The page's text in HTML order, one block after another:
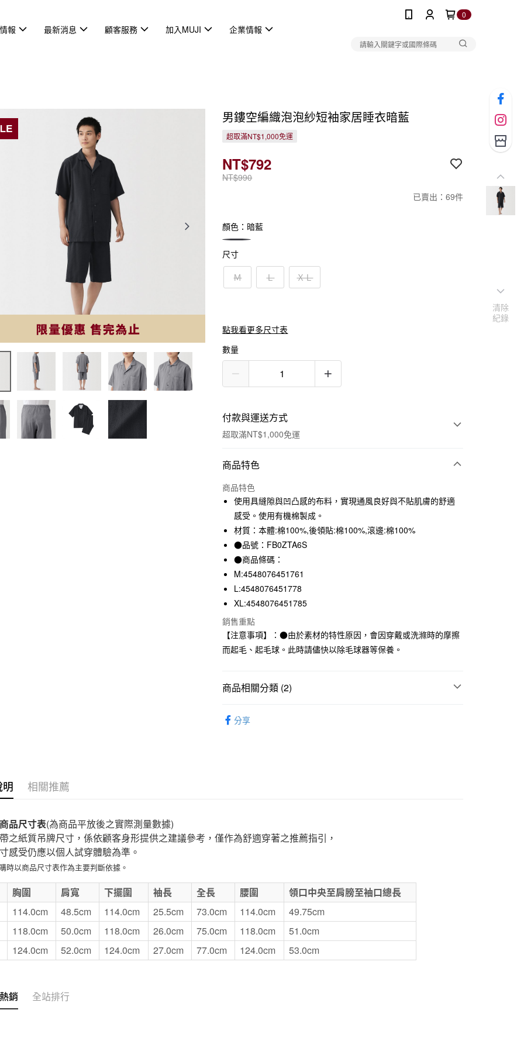
0
報 最新消息 顧客服務 加入MUJI 企業情報
男鏤空編織泡泡紗短袖家居睡衣暗藍
超取滿NT$1,000免運
NT$990
NT$792
已賣出：69件
顏色：暗藍
尺寸
Ｍ
Ｌ ＸＬ
點我看更多尺寸表
數量
付款與運送方式
超取滿NT$1,000免運
付款方式
信用卡一次付款
信用卡分期付款
3 期 0 利率 每期NT$264
合作金庫商業銀行
華南商業銀行
上海商業儲蓄銀行
臺灣中小企業銀行
匯豐（台灣）商業銀行
聯邦商業銀行
元大商業銀行
永豐商業銀行
台新國際商業銀行
中國信託商業銀行
超商取貨付款
LINE Pay
Apple Pay
悠遊付
全家取貨付款
宅配
無印良品門市自取
免運費
商品特色
商品特色
使用具縫隙與凹凸感的布料，實現通風良好與不貼肌膚的舒適
感受。使用有機棉製成。
材質：本體:棉100%,後領貼:棉100%,滾邊:棉100%
●品號：FB0ZTA6S
●商品條碼：
M:4548076451761
L:4548076451778
XL:4548076451785
銷售重點
【注意事項】：●由於素材的特性原因，會因穿戴或洗滌時的摩擦
而起毛、起毛球。此時請儘快以除毛球器等保養。
商品相關分類 (2)
分享
相關推薦
品尺寸表(為商品平放後之實際測量數據)
之紙質吊牌尺寸，係依顧客身形提供之建議參考，僅作為舒適穿著之推薦指引，
感受仍應以個人試穿體驗為準。
時以商品尺寸表作為主要判斷依據。
胸圍 肩寬 下擺圍 袖長 全長 腰圍
領口中央至肩膀至袖口總長
114.0cm
48.5cm 114.0cm 25.5cm 73.0cm 114.0cm
49.75cm
118.0cm
50.0cm 118.0cm 26.0cm 75.0cm 118.0cm
51.0cm
124.0cm
52.0cm 124.0cm 27.0cm 77.0cm 124.0cm 53.0cm
銷 全站排行
清除
紀錄